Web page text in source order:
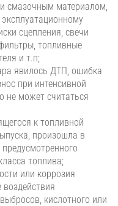
смазочным материалом,
сцепления, свечи
топливные
и т.п;
явилось ДТП, ошибка
при интенсивной
не может считаться
к топливной
произошла в
топлива;
или коррозия
воздействия
кислотного или